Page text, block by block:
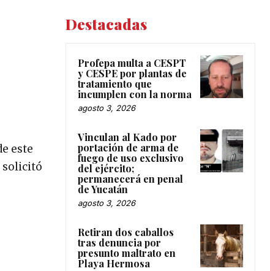
este
solicitó
Destacadas
Profepa multa a CESPT
y CESPE por plantas de
tratamiento que
incumplen con la norma
agosto 3, 2026
Vinculan al Kado por
portación de arma de
fuego de uso exclusivo
del ejército;
permanecerá en penal
de Yucatán
agosto 3, 2026
Retiran dos caballos
tras denuncia por
presunto maltrato en
Playa Hermosa